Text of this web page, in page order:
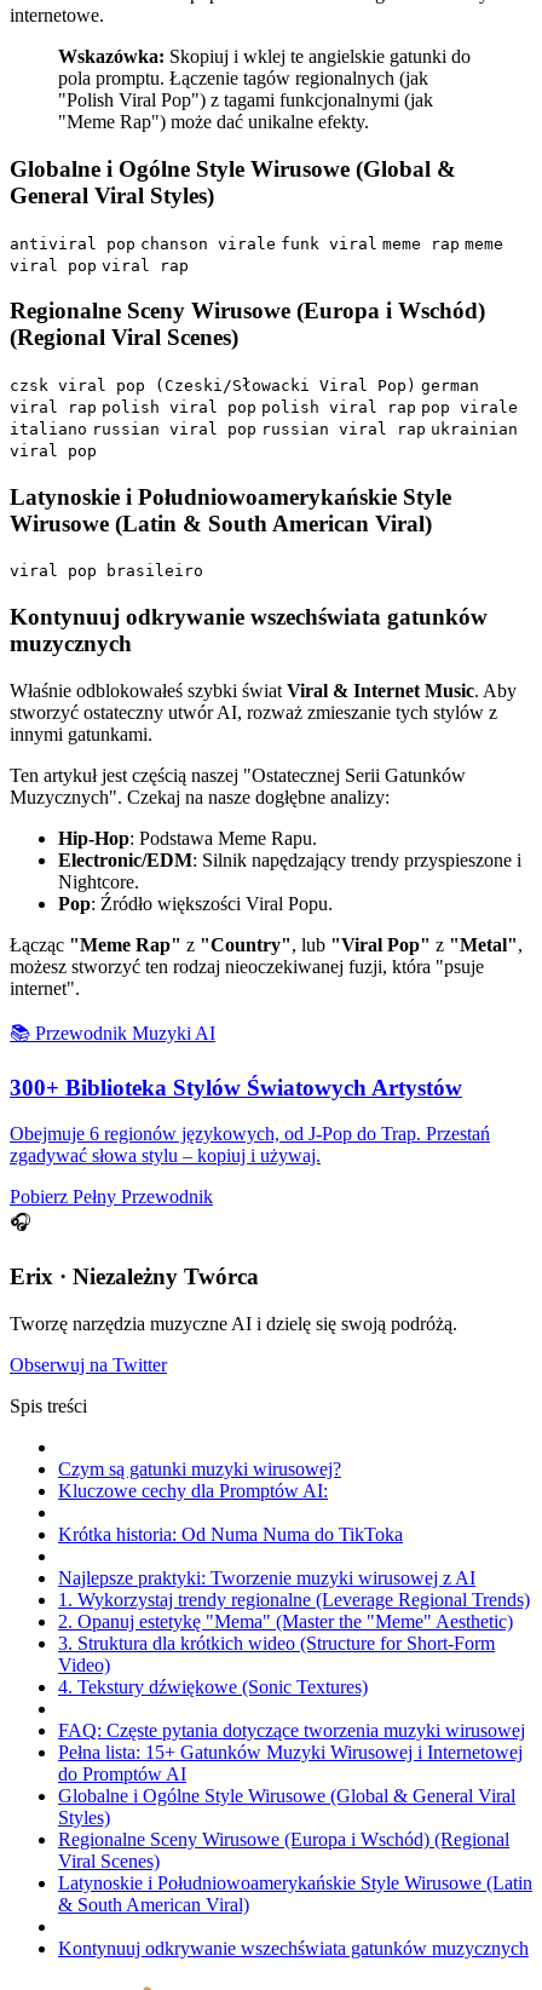
internetowe.
Wskazówka: Skopiuj i wklej te angielskie gatunki do
pola promptu. Łączenie tagów regionalnych (jak
"Polish Viral Pop") z tagami funkcjonalnymi (jak
"Meme Rap") może dać unikalne efekty.
Globalne i Ogólne Style Wirusowe (Global &
General Viral Styles)
antiviral pop chanson virale funk viral meme rap meme
viral pop viral rap
Regionalne Sceny Wirusowe (Europa i Wschód)
(Regional Viral Scenes)
czsk viral pop (Czeski/Słowacki Viral Pop) german
viral rap polish viral pop polish viral rap pop virale
italiano russian viral pop russian viral rap ukrainian
viral pop
Latynoskie i Południowoamerykańskie Style
Wirusowe (Latin & South American Viral)
viral pop brasileiro
Kontynuuj odkrywanie wszechświata gatunków
muzycznych
Właśnie odblokowałeś szybki świat Viral & Internet Music. Aby
stworzyć ostateczny utwór AI, rozważ zmieszanie tych stylów z
innymi gatunkami.
Ten artykuł jest częścią naszej "Ostatecznej Serii Gatunków
Muzycznych". Czekaj na nasze dogłębne analizy:
Hip-Hop: Podstawa Meme Rapu.
Electronic/EDM: Silnik napędzający trendy przyspieszone i
Nightcore.
Pop: Źródło większości Viral Popu.
Łącząc "Meme Rap" z "Country", lub "Viral Pop" z "Metal",
możesz stworzyć ten rodzaj nieoczekiwanej fuzji, która "psuje
internet".
📚 Przewodnik Muzyki AI
300+ Biblioteka Stylów Światowych Artystów
Obejmuje 6 regionów językowych, od J-Pop do Trap. Przestań
zgadywać słowa stylu – kopiuj i używaj.
Pobierz Pełny Przewodnik
🎧
Erix · Niezależny Twórca
Tworzę narzędzia muzyczne AI i dzielę się swoją podróżą.
Obserwuj na Twitter
Spis treści
Czym są gatunki muzyki wirusowej?
Kluczowe cechy dla Promptów AI:
Krótka historia: Od Numa Numa do TikToka
Najlepsze praktyki: Tworzenie muzyki wirusowej z AI
1. Wykorzystaj trendy regionalne (Leverage Regional Trends)
2. Opanuj estetykę "Mema" (Master the "Meme" Aesthetic)
3. Struktura dla krótkich wideo (Structure for Short-Form
Video)
4. Tekstury dźwiękowe (Sonic Textures)
FAQ: Częste pytania dotyczące tworzenia muzyki wirusowej
Pełna lista: 15+ Gatunków Muzyki Wirusowej i Internetowej
do Promptów AI
Globalne i Ogólne Style Wirusowe (Global & General Viral
Styles)
Regionalne Sceny Wirusowe (Europa i Wschód) (Regional
Viral Scenes)
Latynoskie i Południowoamerykańskie Style Wirusowe (Latin
& South American Viral)
Kontynuuj odkrywanie wszechświata gatunków muzycznych